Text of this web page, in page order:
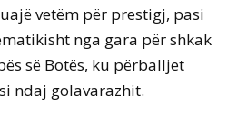
vetëm për prestigj, pasi
nga gara për shkak
së Botës, ku përballjet
ndaj golavarazhit.